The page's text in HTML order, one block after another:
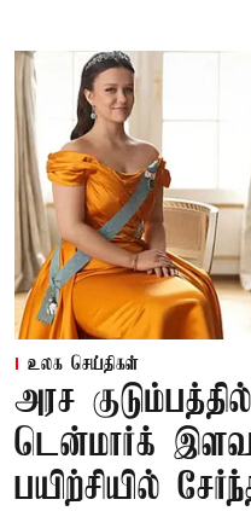
உலக செய்திகள்
அரச
டென்மார்க்
பயிற்சியில்